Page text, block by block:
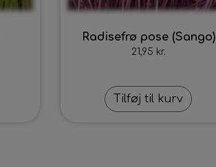
Radisefrø pose (Sango)
21,95 kr.
Tilføj til kurv